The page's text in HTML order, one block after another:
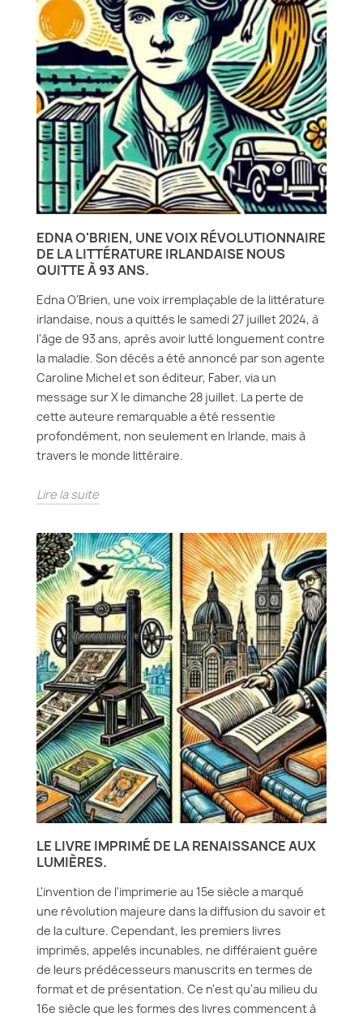
EDNA O'BRIEN, UNE VOIX RÉVOLUTIONNAIRE
DE LA LITTÉRATURE IRLANDAISE NOUS
QUITTE À 93 ANS.
Edna O'Brien, une voix irremplaçable de la littérature
irlandaise, nous a quittés le samedi 27 juillet 2024, à
l'âge de 93 ans, après avoir lutté longuement contre
la maladie. Son décès a été annoncé par son agente
Caroline Michel et son éditeur, Faber, via un
message sur X le dimanche 28 juillet. La perte de
cette auteure remarquable a été ressentie
profondément, non seulement en Irlande, mais à
travers le monde littéraire.
Lire la suite
LE LIVRE IMPRIMÉ DE LA RENAISSANCE AUX
LUMIÈRES.
L'invention de l'imprimerie au 15e siècle a marqué
une révolution majeure dans la diffusion du savoir et
de la culture. Cependant, les premiers livres
imprimés, appelés incunables, ne différaient guère
de leurs prédécesseurs manuscrits en termes de
format et de présentation. Ce n'est qu'au milieu du
16e siècle que les formes des livres commencent à